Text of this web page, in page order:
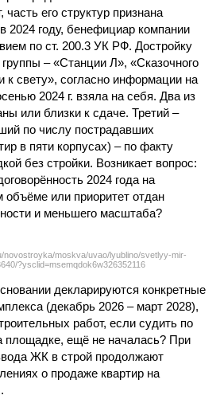
его структур признана
2024 году, бенефициар компании
по ст. 200.3 УК РФ. Достройку
– «Станции Л», «Сказочного
к свету», согласно информации на
2024 г. взяла на себя. Два из
или близки к сдаче. Третий –
по числу пострадавших
в пяти корпусах) – по факту
без стройки. Возникает вопрос:
2024 года на
или приоритет отдан
и меньшего масштаба?
novostroyka/moskva/uvao/lyublino/svetlyy-mir-
?ysclid=msemqdok6w326352116
декларируются конкретные
(декабрь 2026 – март 2028),
работ, если судить по
площадке, ещё не началась? При
ЖК в строй продолжают
о продаже квартир на